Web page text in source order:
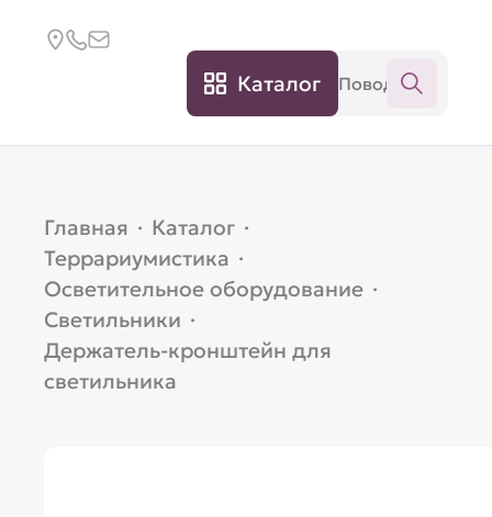
Каталог
Главная · Каталог ·
Террариумистика ·
Осветительное оборудование ·
Светильники ·
Держатель-кронштейн для
светильника